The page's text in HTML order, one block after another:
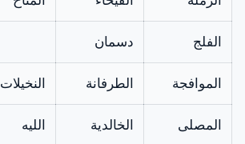
الفلج دسمان
الموافجة الطرفانة النخيلات
المصلى الخالدية الليه